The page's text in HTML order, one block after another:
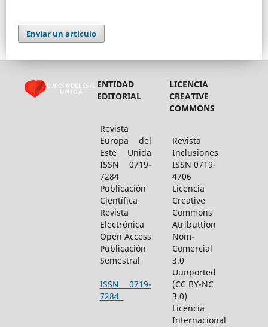
Enviar un artículo
ENTIDAD
EDITORIAL
Revista
Europa del
Este Unida
ISSN 0719-
7284
Publicación
Científica
Revista
Electrónica
Open Access
Publicación
Semestral
ISSN 0719-
7284
LICENCIA
CREATIVE
COMMONS
Revista
Inclusiones
ISSN 0719-
4706
Licencia
Creative
Commons
Atributtion
Nom-
Comercial
3.0
Uunported
(CC BY-NC
3.0)
Licencia
Internacional